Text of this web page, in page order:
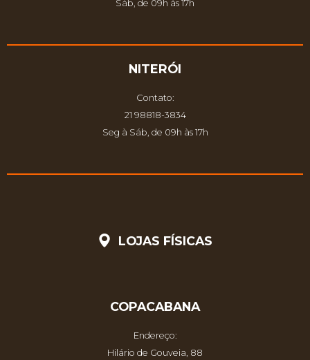
Sáb, de 09h às 17h
NITERÓI
Contato:
21 98818-3834
Seg à Sáb, de 09h às 17h
LOJAS FÍSICAS
COPACABANA
Endereço:
Hilário de Gouveia, 88